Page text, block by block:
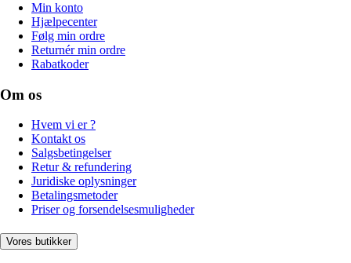
Min konto
Hjælpecenter
Følg min ordre
Returnér min ordre
Rabatkoder
Om os
Hvem vi er ?
Kontakt os
Salgsbetingelser
Retur & refundering
Juridiske oplysninger
Betalingsmetoder
Priser og forsendelsesmuligheder
Vores butikker